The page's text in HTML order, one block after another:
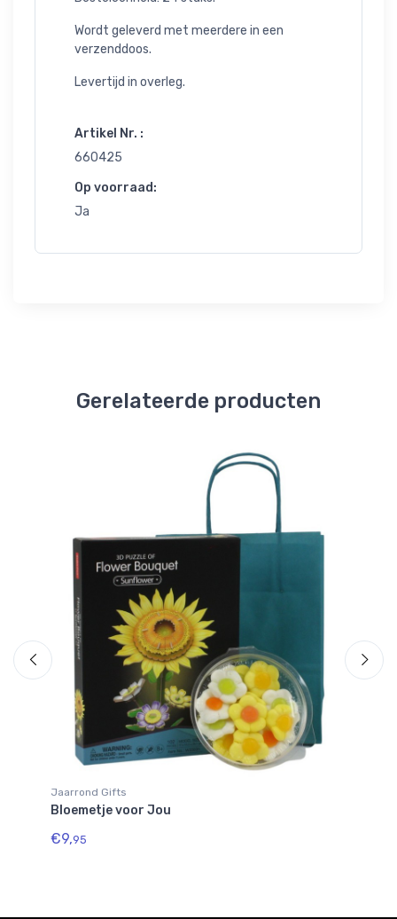
Wordt geleverd met meerdere in een
verzenddoos.
Levertijd in overleg.
Artikel Nr. :
660425
Op voorraad:
Ja
Gerelateerde producten
Jaarrond Gifts
Bloemetje voor Jou
€9,95